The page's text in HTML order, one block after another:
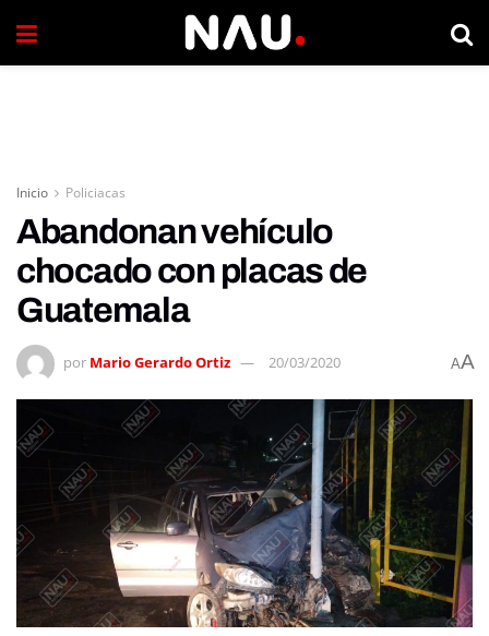
Inicio Policiacas
Abandonan vehículo
chocado con placas de
Guatemala
por Mario Gerardo Ortiz 20/03/2020 AA